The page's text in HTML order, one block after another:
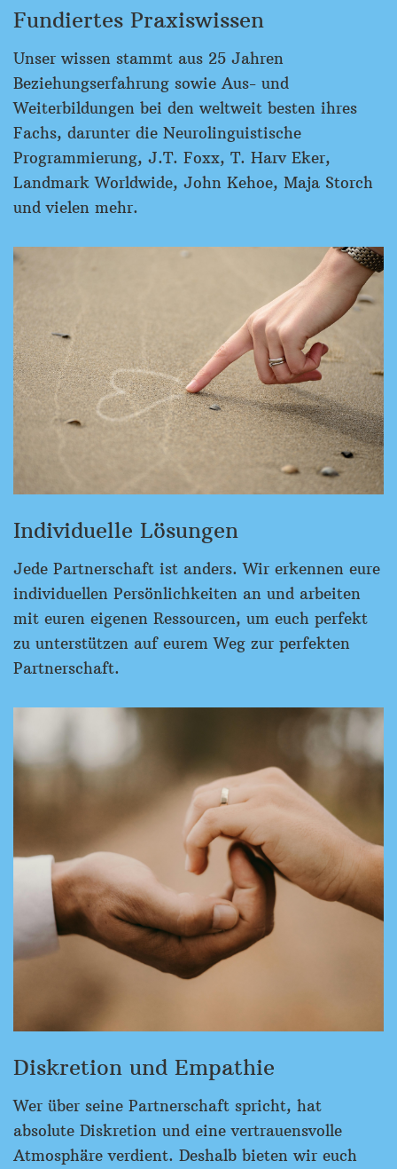
Fundiertes Praxiswissen
Unser wissen stammt aus 25 Jahren
Beziehungserfahrung sowie Aus- und
Weiterbildungen bei den weltweit besten ihres
Fachs, darunter die Neurolinguistische
Programmierung, J.T. Foxx, T. Harv Eker,
Landmark Worldwide, John Kehoe, Maja Storch
und vielen mehr.
Individuelle Lösungen
Jede Partnerschaft ist anders. Wir erkennen eure
individuellen Persönlichkeiten an und arbeiten
mit euren eigenen Ressourcen, um euch perfekt
zu unterstützen auf eurem Weg zur perfekten
Partnerschaft.
Diskretion und Empathie
Wer über seine Partnerschaft spricht, hat
absolute Diskretion und eine vertrauensvolle
Atmosphäre verdient. Deshalb bieten wir euch